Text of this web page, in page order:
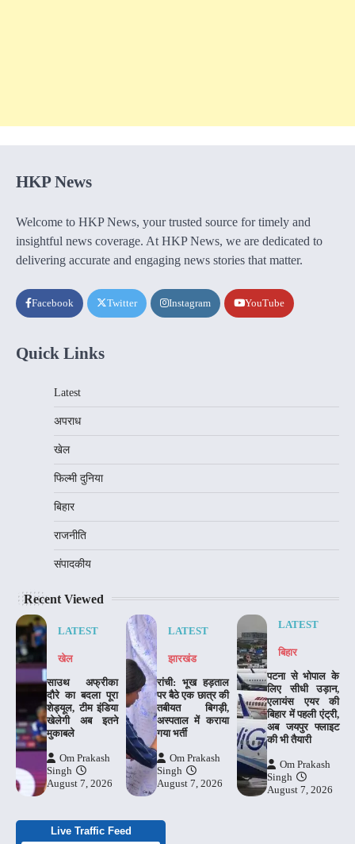
HKP News
Welcome to HKP News, your trusted source for timely and
insightful news coverage. At HKP News, we are dedicated to
delivering accurate and engaging news stories that matter.
Facebook Twitter Instagram YouTube
Quick Links
Latest
अपराध
खेल
फिल्मी दुनिया
बिहार
राजनीति
संपादकीय
Recent Viewed
LATEST
खेल
साउथ अफ्रीका
दौरे का बदला पूरा
शेड्यूल, टीम इंडिया
खेलेगी अब इतने
मुकाबले
Om Prakash
Singh
August 7, 2026
LATEST
झारखंड
रांची: भूख हड़ताल
पर बैठे एक छात्र की
तबीयत बिगड़ी,
अस्पताल में कराया
गया भर्ती
Om Prakash
Singh
August 7, 2026
LATEST
बिहार
पटना से भोपाल के
लिए सीधी उड़ान,
एलायंस एयर की
बिहार में पहली एंट्री,
अब जयपुर फ्लाइट
की भी तैयारी
Om Prakash
Singh
August 7, 2026
Live Traffic Feed